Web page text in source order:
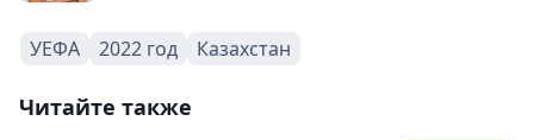
УЕФА 2022 год Казахстан
Читайте также